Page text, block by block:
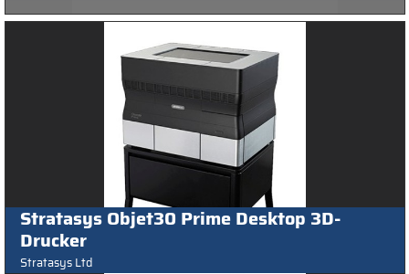
Stratasys Objet30 Prime Desktop 3D-
Drucker
Stratasys Ltd